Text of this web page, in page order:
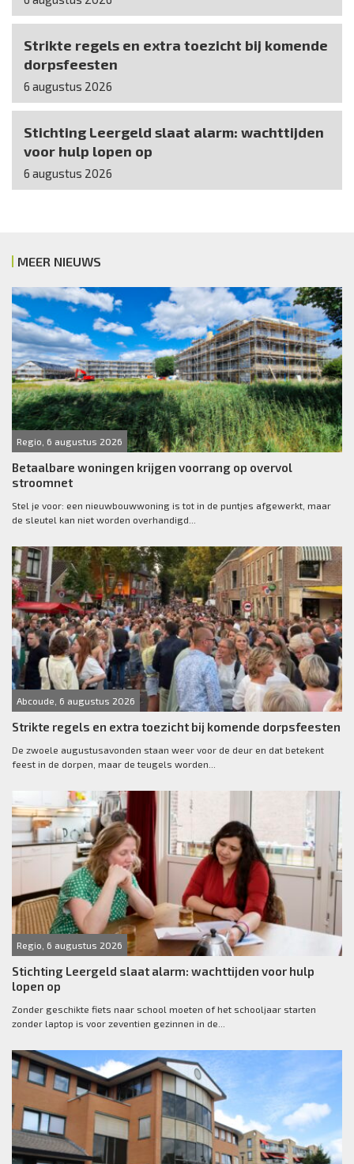
Strikte regels en extra toezicht bij komende
dorpsfeesten
6 augustus 2026
Stichting Leergeld slaat alarm: wachttijden
voor hulp lopen op
6 augustus 2026
MEER NIEUWS
Regio, 6 augustus 2026
Betaalbare woningen krijgen voorrang op overvol
stroomnet
Stel je voor: een nieuwbouwwoning is tot in de puntjes afgewerkt, maar
de sleutel kan niet worden overhandigd...
Abcoude, 6 augustus 2026
Strikte regels en extra toezicht bij komende dorpsfeesten
De zwoele augustusavonden staan weer voor de deur en dat betekent
feest in de dorpen, maar de teugels worden...
Regio, 6 augustus 2026
Stichting Leergeld slaat alarm: wachttijden voor hulp
lopen op
Zonder geschikte fiets naar school moeten of het schooljaar starten
zonder laptop is voor zeventien gezinnen in de...